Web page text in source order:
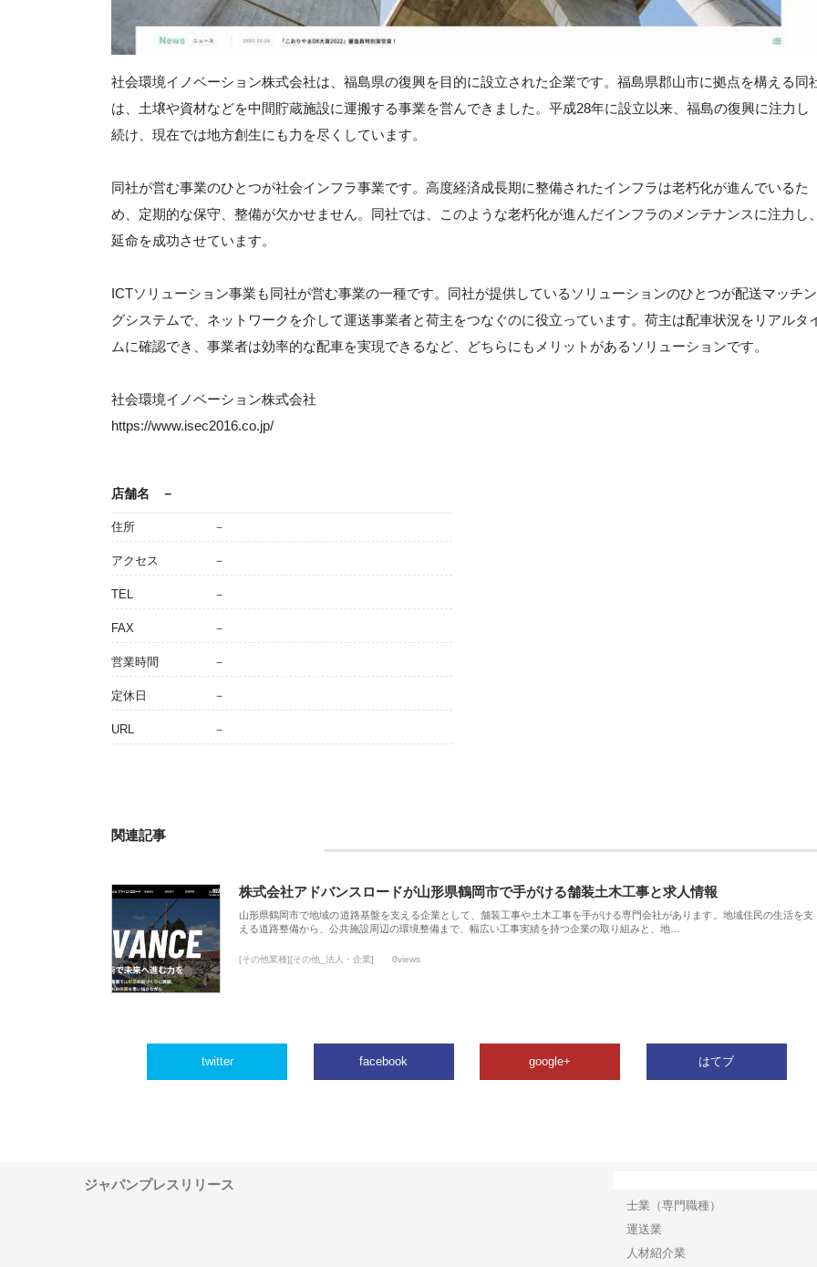
社会環境イノベーション株式会社は、福島県の復興を目的に設立された企業です。福島県郡山市に拠点を構える同
は、土壌や資材などを中間貯蔵施設に運搬する事業を営んできました。平成28年に設立以来、福島の復興に注力し
続け、現在では地方創生にも力を尽くしています。
同社が営む事業のひとつが社会インフラ事業です。高度経済成長期に整備されたインフラは老朽化が進んでいるた
め、定期的な保守、整備が欠かせません。同社では、このような老朽化が進んだインフラのメンテナンスに注力し、
延命を成功させています。
ICTソリューション事業も同社が営む事業の一種です。同社が提供しているソリューションのひとつが配送マッチン
グシステムで、ネットワークを介して運送事業者と荷主をつなぐのに役立っています。荷主は配車状況をリアルタ
ムに確認でき、事業者は効率的な配車を実現できるなど、どちらにもメリットがあるソリューションです。
社会環境イノベーション株式会社
https://www.isec2016.co.jp/
店舗名 －
住所 －
アクセス －
TEL －
FAX －
営業時間 －
定休日 －
URL －
関連記事
株式会社アドバンスロードが山形県鶴岡市で手がける舗装土木工事と求人情報
山形県鶴岡市で地域の道路基盤を支える企業として、舗装工事や土木工事を手がける専門会社があります。地域住民の生活を支
える道路整備から、公共施設周辺の環境整備まで、幅広い工事実績を持つ企業の取り組みと、地…
[その他業種][その他_法人・企業] 0views
twitter facebook google+ はてブ
ジャパンプレスリリース
士業（専門職種）
運送業
人材紹介業